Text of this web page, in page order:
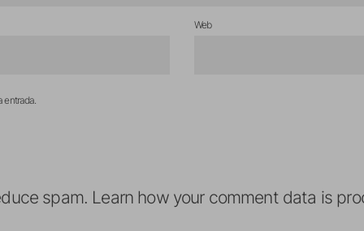
Web
entrada.
spam. Learn how your comment data is